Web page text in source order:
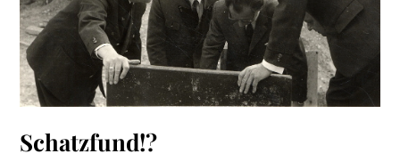
Schatzfund!?